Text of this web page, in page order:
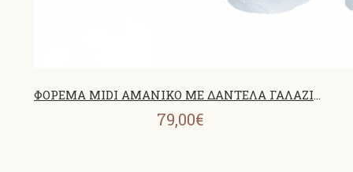
ΦΟΡΕΜΑ MIDI ΑΜΑΝΙΚΟ ΜΕ ΔΑΝΤΕΛΑ ΓΑΛΑΖΙΟ 26700
79,00€